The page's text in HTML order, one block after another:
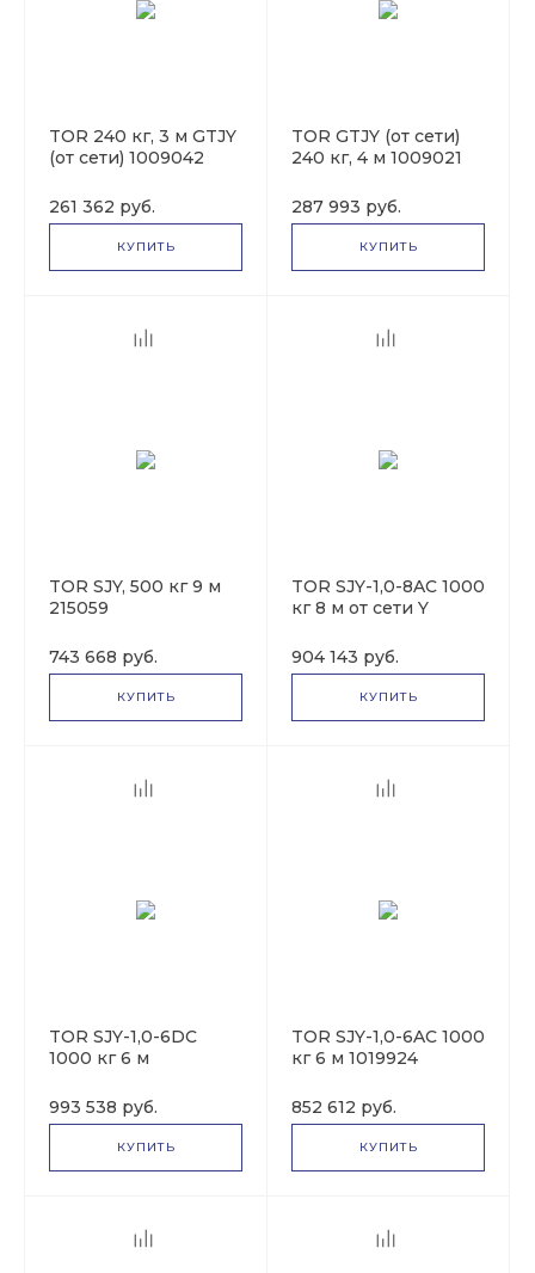
TOR 240 кг, 3 м GTJY
(от сети) 1009042
261 362 руб.
КУПИТЬ
TOR GTJY (от сети)
240 кг, 4 м 1009021
287 993 руб.
КУПИТЬ
TOR SJY, 500 кг 9 м
215059
743 668 руб.
КУПИТЬ
TOR SJY-1,0-8AC 1000
кг 8 м от сети Y
904 143 руб.
КУПИТЬ
TOR SJY-1,0-6DC
1000 кг 6 м
1004506
993 538 руб.
КУПИТЬ
TOR SJY-1,0-6AC 1000
кг 6 м 1019924
852 612 руб.
КУПИТЬ